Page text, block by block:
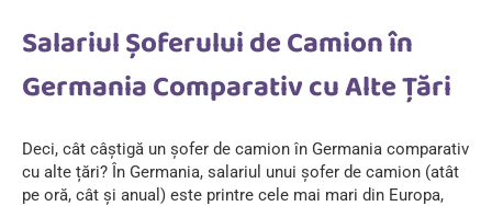
Salariul Șoferului de Camion în
Germania Comparativ cu Alte Țări
Deci, cât câștigă un șofer de camion în Germania comparativ
cu alte țări? În Germania, salariul unui șofer de camion (atât
pe oră, cât și anual) este printre cele mai mari din Europa,